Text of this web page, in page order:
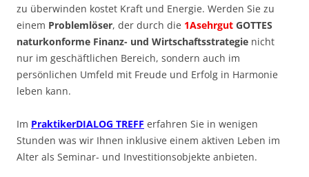
zu überwinden kostet Kraft und Energie. Werden Sie zu
einem Problemlöser, der durch die 1Asehrgut GOTTES
naturkonforme Finanz- und Wirtschaftsstrategie nicht
nur im geschäftlichen Bereich, sondern auch im
persönlichen Umfeld mit Freude und Erfolg in Harmonie
leben kann.
Im PraktikerDIALOG TREFF erfahren Sie in wenigen
Stunden was wir Ihnen inklusive einem aktiven Leben im
Alter als Seminar- und Investitionsobjekte anbieten.